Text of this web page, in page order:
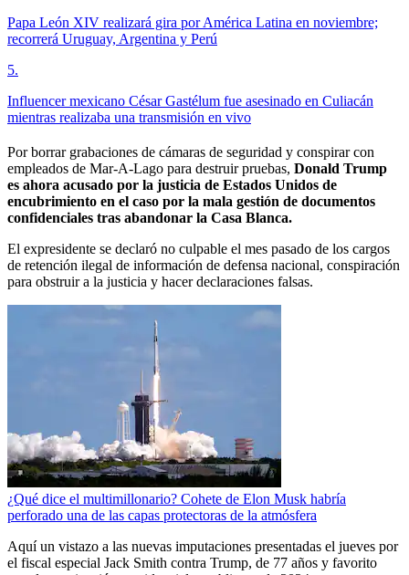
Papa León XIV realizará gira por América Latina en noviembre;
recorrerá Uruguay, Argentina y Perú
5.
Influencer mexicano César Gastélum fue asesinado en Culiacán
mientras realizaba una transmisión en vivo
Por borrar grabaciones de cámaras de seguridad y conspirar con
empleados de Mar-A-Lago para destruir pruebas, Donald Trump
es ahora acusado por la justicia de Estados Unidos de
encubrimiento en el caso por la mala gestión de documentos
confidenciales tras abandonar la Casa Blanca.
El expresidente se declaró no culpable el mes pasado de los cargos
de retención ilegal de información de defensa nacional, conspiración
para obstruir a la justicia y hacer declaraciones falsas.
¿Qué dice el multimillonario? Cohete de Elon Musk habría
perforado una de las capas protectoras de la atmósfera
Aquí un vistazo a las nuevas imputaciones presentadas el jueves por
el fiscal especial Jack Smith contra Trump, de 77 años y favorito